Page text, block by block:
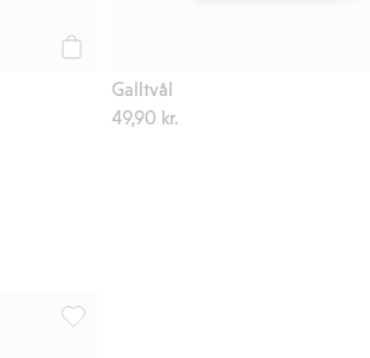
Galltvål
49,90 kr.